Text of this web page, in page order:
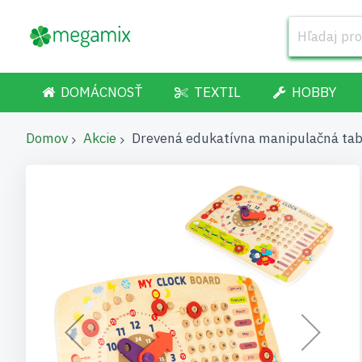
DOMÁCNOSŤ TEXTIL HOBBY
Domov Akcie Drevená edukatívna manipulačná